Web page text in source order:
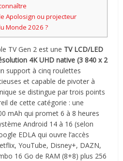
Apolosign ou projecteur
Monde 2026 ?
TV Gen 2 est une TV LCD/LED
4K UHD native (3 840 x 2
support à cinq roulettes
et capable de pivoter à
se distingue par trois points
de cette catégorie : une
mAh qui promet 6 à 8 heures
Android 14 à 16 (selon
EDLA qui ouvre l’accès
YouTube, Disney+, DAZN,
16 Go de RAM (8+8) plus 256